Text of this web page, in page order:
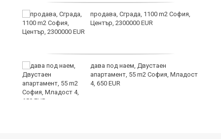
продава, Сграда, 1100 m2 София,
Център, 2300000 EUR
дава под наем, Двустаен
апартамент, 55 m2 София, Младост
4, 650 EUR